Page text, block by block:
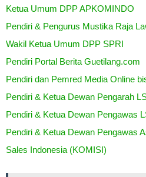
Ketua Umum DPP APKOMINDO
Pendiri & Pengurus Mustika Raja
Wakil Ketua Umum DPP SPRI
Pendiri Portal Berita Guetilang.com
Pendiri dan Pemred Media Online
Pendiri & Ketua Dewan Pengarah
Pendiri & Ketua Dewan Pengawas
Pendiri & Ketua Dewan Pengawas
Sales Indonesia (KOMISI)